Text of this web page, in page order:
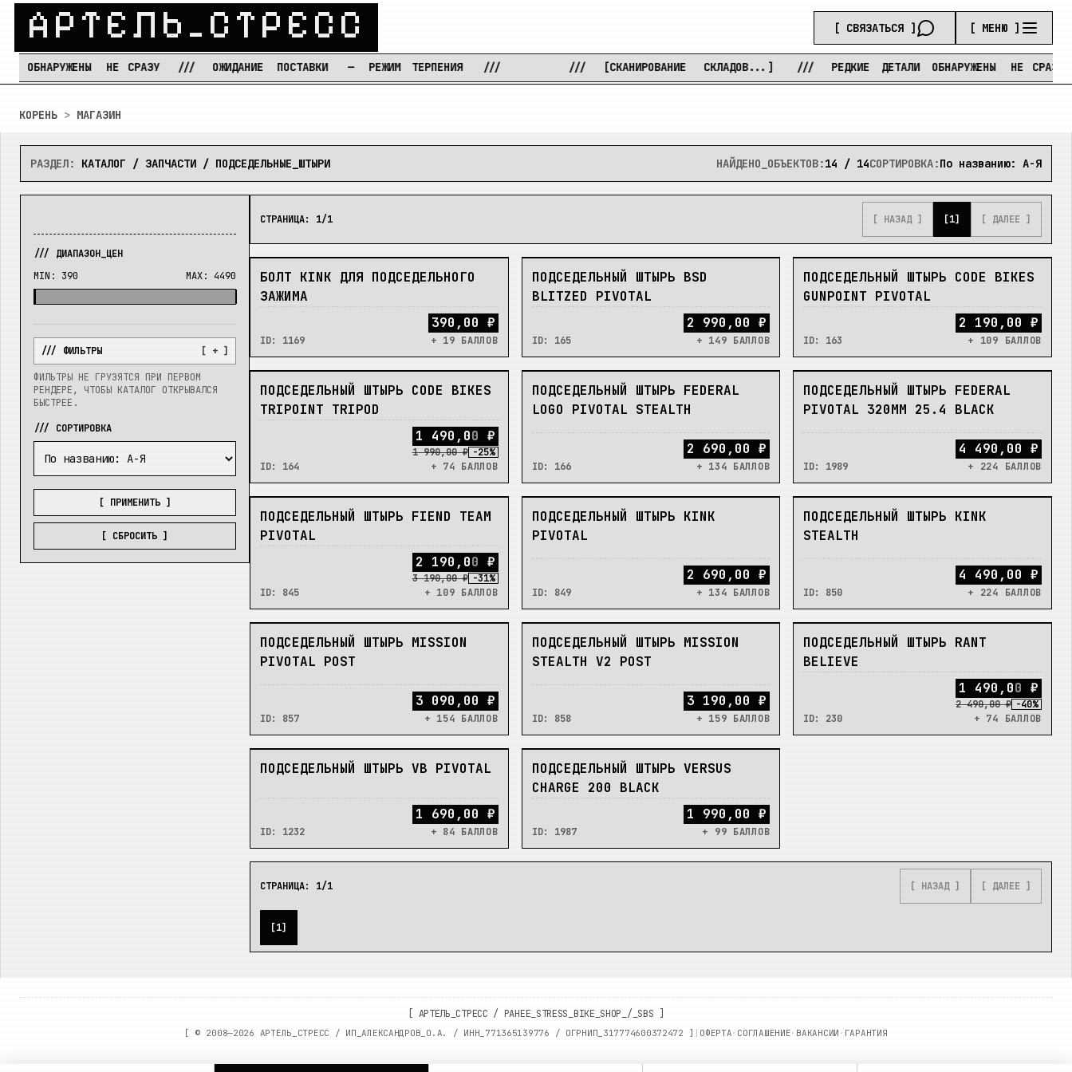
АРТЕЛЬ_СТРЕСС [ СВЯЗАТЬСЯ ] [ МЕНЮ ]
НЕ СРАЗУ /// ОЖИДАНИЕ ПОСТАВКИ — РЕЖИМ ТЕРПЕНИЯ /// [СКАНИРОВАНИЕ СКЛАДОВ...] /// РЕДКИЕ ДЕТАЛИ ОБНАРУЖЕНЫ НЕ СРАЗУ ///
КОРЕНЬ > МАГАЗИН
РАЗДЕЛ: КАТАЛОГ / ЗАПЧАСТИ / ПОДСЕДЕЛЬНЫЕ_ШТЫРИ НАЙДЕНО_ОБЪЕКТОВ:14 / 14СОРТИРОВКА:По названию: А-Я
/// ДИАПАЗОН_ЦЕН
MIN: 390 MAX: 4490
/// ФИЛЬТРЫ [ + ]
ФИЛЬТРЫ НЕ ГРУЗЯТСЯ ПРИ ПЕРВОМ
РЕНДЕРЕ, ЧТОБЫ КАТАЛОГ ОТКРЫВАЛСЯ
БЫСТРЕЕ.
/// СОРТИРОВКА
[ ПРИМЕНИТЬ ]
[ СБРОСИТЬ ]
СТРАНИЦА: 1/1 [ НАЗАД ] [1] [ ДАЛЕЕ ]
НЕТ
БОЛТ KINK ДЛЯ ПОДСЕДЕЛЬНОГО
ЗАЖИМА
ID: 1169
390,00 ₽
+ 19 БАЛЛОВ
НЕТ
ПОДСЕДЕЛЬНЫЙ ШТЫРЬ BSD
BLITZED PIVOTAL
ID: 165
2 990,00 ₽
+ 149 БАЛЛОВ
НЕТ
ПОДСЕДЕЛЬНЫЙ ШТЫРЬ CODE BIKES
GUNPOINT PIVOTAL
ID: 163
2 190,00 ₽
+ 109 БАЛЛОВ
НЕТ
ПОДСЕДЕЛЬНЫЙ ШТЫРЬ CODE BIKES
TRIPOINT TRIPOD
ID: 164
1 490 , 00 ₽
1 990,00 ₽ -25%
+ 74 БАЛЛОВ
НЕТ
ПОДСЕДЕЛЬНЫЙ ШТЫРЬ FEDERAL
LOGO PIVOTAL STEALTH
ID: 166
2 690,00 ₽
+ 134 БАЛЛОВ
НЕТ
ПОДСЕДЕЛЬНЫЙ ШТЫРЬ FEDERAL
PIVOTAL 320MM 25.4 BLACK
ID: 1989
4 490,00 ₽
+ 224 БАЛЛОВ
НЕТ
ПОДСЕДЕЛЬНЫЙ ШТЫРЬ FIEND TEAM
PIVOTAL
ID: 845
2 190 , 00 ₽
3 190,00 ₽ -31%
+ 109 БАЛЛОВ
НЕТ
ПОДСЕДЕЛЬНЫЙ ШТЫРЬ KINK
PIVOTAL
ID: 849
2 690,00 ₽
+ 134 БАЛЛОВ
НЕТ
ПОДСЕДЕЛЬНЫЙ ШТЫРЬ KINK
STEALTH
ID: 850
4 490,00 ₽
+ 224 БАЛЛОВ
НЕТ
ПОДСЕДЕЛЬНЫЙ ШТЫРЬ MISSION
PIVOTAL POST
ID: 857
3 090,00 ₽
+ 154 БАЛЛОВ
НЕТ
ПОДСЕДЕЛЬНЫЙ ШТЫРЬ MISSION
STEALTH V2 POST
ID: 858
3 190,00 ₽
+ 159 БАЛЛОВ
НЕТ
ПОДСЕДЕЛЬНЫЙ ШТЫРЬ RANT
BELIEVE
ID: 230
1 490 , 00 ₽
2 490,00 ₽ -40%
+ 74 БАЛЛОВ
НЕТ
ПОДСЕДЕЛЬНЫЙ ШТЫРЬ VB PIVOTAL
ID: 1232
1 690,00 ₽
+ 84 БАЛЛОВ
НЕТ
ПОДСЕДЕЛЬНЫЙ ШТЫРЬ VERSUS
CHARGE 200 BLACK
ID: 1987
1 990,00 ₽
+ 99 БАЛЛОВ
СТРАНИЦА: 1/1 [ НАЗАД ] [ ДАЛЕЕ ]
[1]
АРТЕЛЬ_СТРЕСС / РАНЕЕ_STRESS_BIKE_SHOP_/_SBS
[ © 2008—2026 АРТЕЛЬ_СТРЕСС / ИП_АЛЕКСАНДРОВ_О.А. / ИНН_ 771365139776 / ОГРНИП_ 317774600372472 ] ОФЕРТА· СОГЛАШЕНИЕ· ВАКАНСИИ · ГАРАНТИЯ